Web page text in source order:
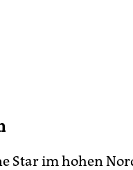
Star im hohen